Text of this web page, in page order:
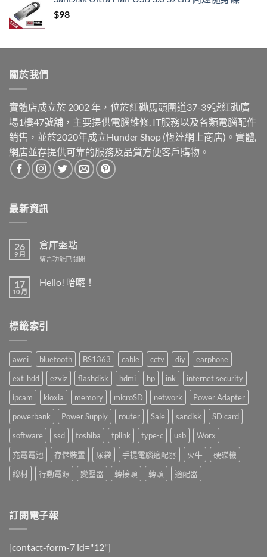
$98
關於我們
實體店成立於 2002 年，位於紅磡馬頭圍道37-39號紅磡廣
場1樓47號舖，主要提供電腦維修, IT服務以及各類電腦配件
銷售，並於2020年成立Hunder Shop (恆達網上商店)。實體,
網店並存提供可靠的服務及品質方便客戶購物。
最新資訊
26
9 月
倉庫盤點
在
庫
留言功能已關閉
17
10 月
Hello! 哈囉！
中
標籤索引
awei bluetooth BS1363 cable cctv diy
earphone
ext_hdd
ezviz flashdisk hdmi hp ink
internet security
ipcam
kioxia memory microSD network
Power Adapter
powerbank
Power Supply router Sale sandisk
SD card
software
ssd toshiba tplink type-c usb
Worx
充電電池
存儲裝置 尿袋 手提電腦適配器 火牛
硬碟機
線材
行動電源 變壓器 轉接頭 轉頭 適配器
訂閱電子報
[contact-form-7 id="12"]